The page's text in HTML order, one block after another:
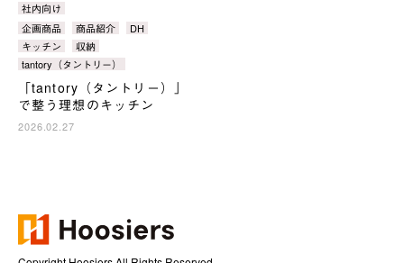
カ
テ
ゴ
リ：
社内向け
タ
グ：
企画商品 商品紹介
DH
キッチン
収納
tantory（タントリー）
「tantory（タントリー）」
で整う理想のキッチン
2026.02.27